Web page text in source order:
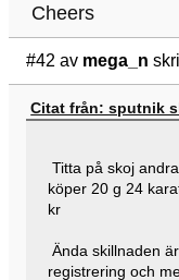
Cheers
#42 av mega_n
Citat från: sputnik
Titta på skoj
köper 20 g 24
kr
Ända skillnaden
registrering och